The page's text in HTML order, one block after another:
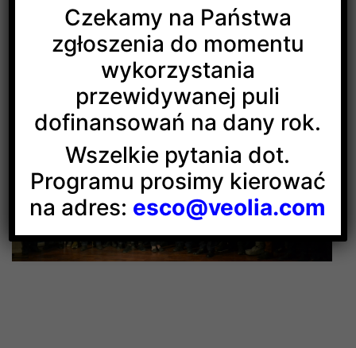
którzy na co dzień wspierają wielokrotnych
mistrzów Polski. Zawodnikom i sztabowi
szkoleniowemu życzymy następnych lat sukcesów.
Czekamy na Państwa
zgłoszenia do momentu
wykorzystania
przewidywanej puli
dofinansowań na dany rok.
Wszelkie pytania dot.
Programu prosimy kierować
na adres: esco@veolia.com